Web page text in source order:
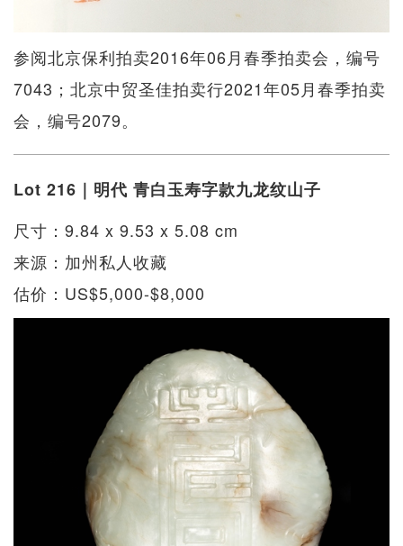
参阅北京保利拍卖2016年06月春季拍卖会，编号
7043；北京中贸圣佳拍卖行2021年05月春季拍卖
会，编号2079。
Lot 216｜明代 青白玉寿字款九龙纹山子
尺寸：9.84 x 9.53 x 5.08 cm
来源：加州私人收藏
估价：US$5,000-$8,000